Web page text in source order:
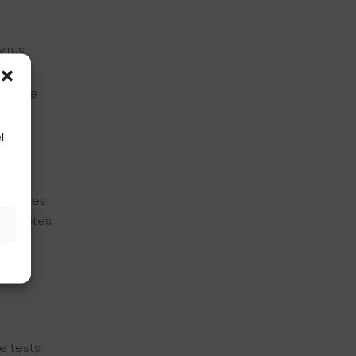
.
qui les
tests